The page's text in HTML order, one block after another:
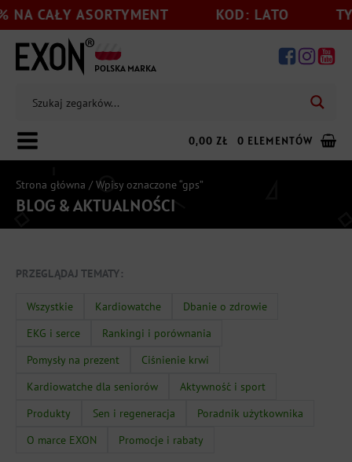
CAŁY ASORTYMENT KOD: LATO
POLSKA MARKA
0,00 ZŁ 0 ELEMENTÓW
Strona główna / Wpisy oznaczone “gps”
BLOG & AKTUALNOŚCI
PRZEGLĄDAJ TEMATY:
Wszystkie Kardiowatche
Dbanie o zdrowie
EKG i serce
Rankingi i porównania
Pomysły na prezent
Ciśnienie krwi
Kardiowatche dla seniorów
Aktywność i sport
Produkty
Sen i regeneracja
Poradnik użytkownika
O marce EXON
Promocje i rabaty